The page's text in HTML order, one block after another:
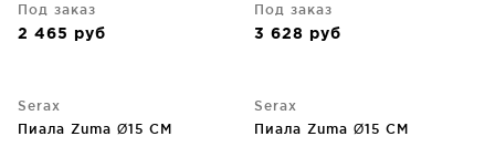
Под заказ
2 465 руб
Под заказ
3 628 руб
Serax
Пиала Zuma Ø15 CM
Serax
Пиала Zuma Ø15 CM